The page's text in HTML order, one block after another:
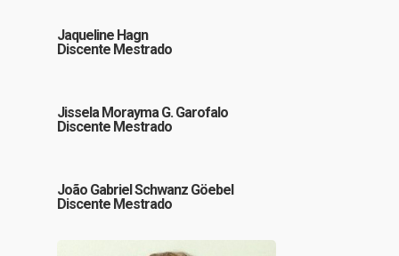
Jaqueline Hagn
Discente Mestrado
Jissela Morayma G. Garofalo
Discente Mestrado
João Gabriel Schwanz Göebel
Discente Mestrado